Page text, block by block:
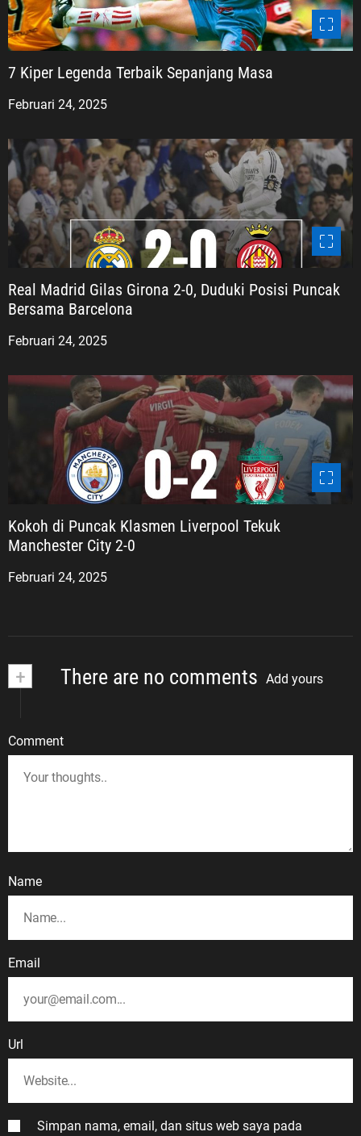
7 Kiper Legenda Terbaik Sepanjang Masa
Februari 24, 2025
Real Madrid Gilas Girona 2-0, Duduki Posisi Puncak
Bersama Barcelona
Februari 24, 2025
Kokoh di Puncak Klasmen Liverpool Tekuk
Manchester City 2-0
Februari 24, 2025
+ There are no comments Add yours
Comment
Name
Email
Url
Simpan nama, email, dan situs web saya pada